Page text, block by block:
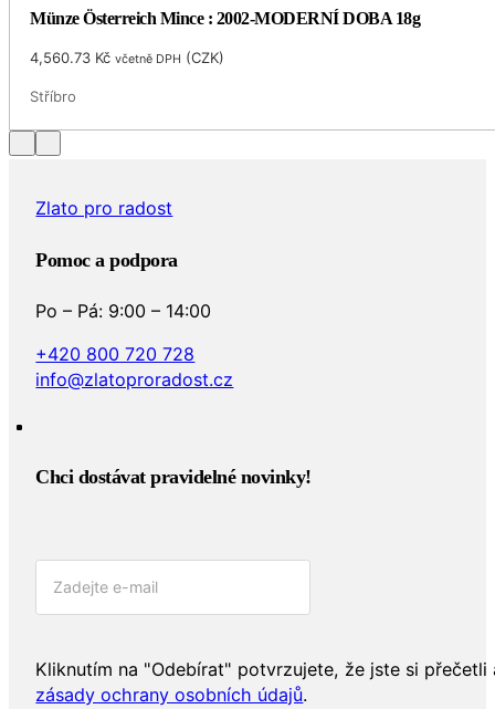
Münze Österreich Mince : 2002-MODERNÍ DOBA 18g
4,560.73 Kč včetně DPH (CZK)
Stříbro
Zlato pro radost
Pomoc a podpora
Po – Pá: 9:00 – 14:00
+420 800 720 728
info@zlatoproradost.cz
Chci dostávat pravidelné novinky!​
Kliknutím na "Odebírat" potvrzujete, že jste si přečetli
zásady ochrany osobních údajů.